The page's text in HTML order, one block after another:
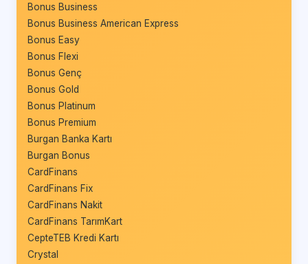
Bonus Business
Bonus Business American Express
Bonus Easy
Bonus Flexi
Bonus Genç
Bonus Gold
Bonus Platinum
Bonus Premium
Burgan Banka Kartı
Burgan Bonus
CardFinans
CardFinans Fix
CardFinans Nakit
CardFinans TarımKart
CepteTEB Kredi Kartı
Crystal